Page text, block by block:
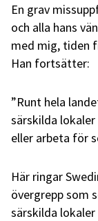
En grav
och alla hans
med mig, tiden
Han fortsätter:
”Runt hela
särskilda lokaler
eller arbeta för
Här ringar
övergrepp som
särskilda